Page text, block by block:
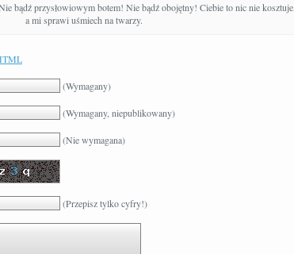
bądź przysłowiowym botem! Nie bądź obojętny! Ciebie to nic nie kosztuje,
a mi sprawi uśmiech na twarzy.
(Wymagany)
(Wymagany, niepublikowany)
(Nie wymagana)
(Przepisz tylko cyfry!)